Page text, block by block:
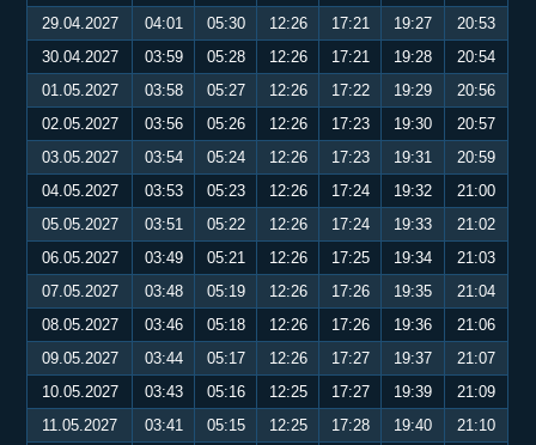
29.04.2027
04:01 05:30 12:26 17:21 19:27
20:53
30.04.2027
03:59 05:28 12:26 17:21 19:28
20:54
01.05.2027
03:58 05:27 12:26 17:22 19:29
20:56
02.05.2027
03:56 05:26 12:26 17:23 19:30
20:57
03.05.2027
03:54 05:24 12:26 17:23 19:31
20:59
04.05.2027
03:53 05:23 12:26 17:24 19:32
21:00
05.05.2027
03:51 05:22 12:26 17:24 19:33
21:02
06.05.2027
03:49 05:21 12:26 17:25 19:34
21:03
07.05.2027
03:48 05:19 12:26 17:26 19:35
21:04
08.05.2027
03:46 05:18 12:26 17:26 19:36
21:06
09.05.2027
03:44 05:17 12:26 17:27 19:37
21:07
10.05.2027
03:43 05:16 12:25 17:27 19:39
21:09
11.05.2027
03:41 05:15 12:25 17:28 19:40
21:10